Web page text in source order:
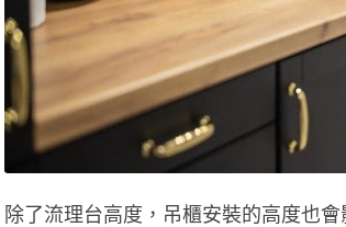
除了流理台高度，吊櫃安裝的高度也